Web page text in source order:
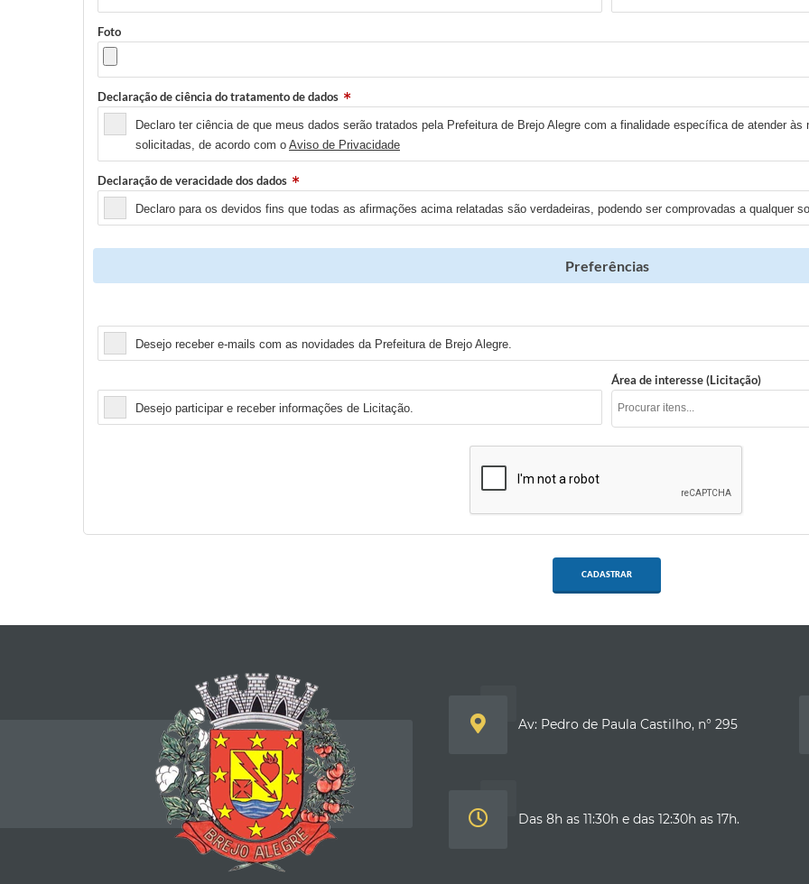
Foto
Declaração de ciência do tratamento de dados
Declaro ter ciência de que meus dados serão tratados pela Prefeitura de Brejo Alegre com a finalidade específica de atender
solicitadas, de acordo com o Aviso de Privacidade
Declaração de veracidade dos dados
Declaro para os devidos fins que todas as afirmações acima relatadas são verdadeiras, podendo ser comprovadas a qualquer
Preferências
Desejo receber e-mails com as novidades da Prefeitura de Brejo Alegre.
Desejo participar e receber informações de Licitação.
Área de interesse (Licitação)
CADASTRAR
Av: Pedro de Paula Castilho, n° 295
Das 8h as 11:30h e das 12:30h as 17h.